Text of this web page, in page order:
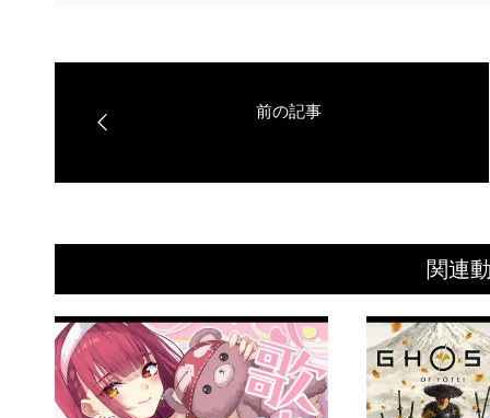
関連